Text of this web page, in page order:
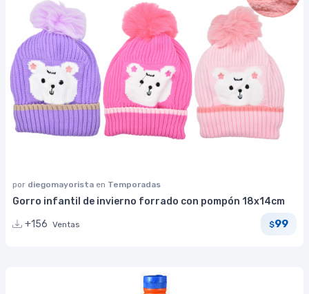
por diegomayorista en Temporadas
Gorro infantil de invierno forrado con pompón 18x14cm
+156 Ventas $99